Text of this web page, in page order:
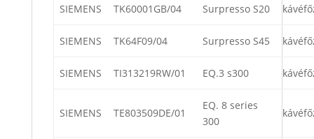
SIEMENS TK60001GB/04 Surpresso S20
SIEMENS TK64F09/04 Surpresso S45
SIEMENS TI313219RW/01 EQ.3 s300
SIEMENS TE803509DE/01
EQ. 8 series
300